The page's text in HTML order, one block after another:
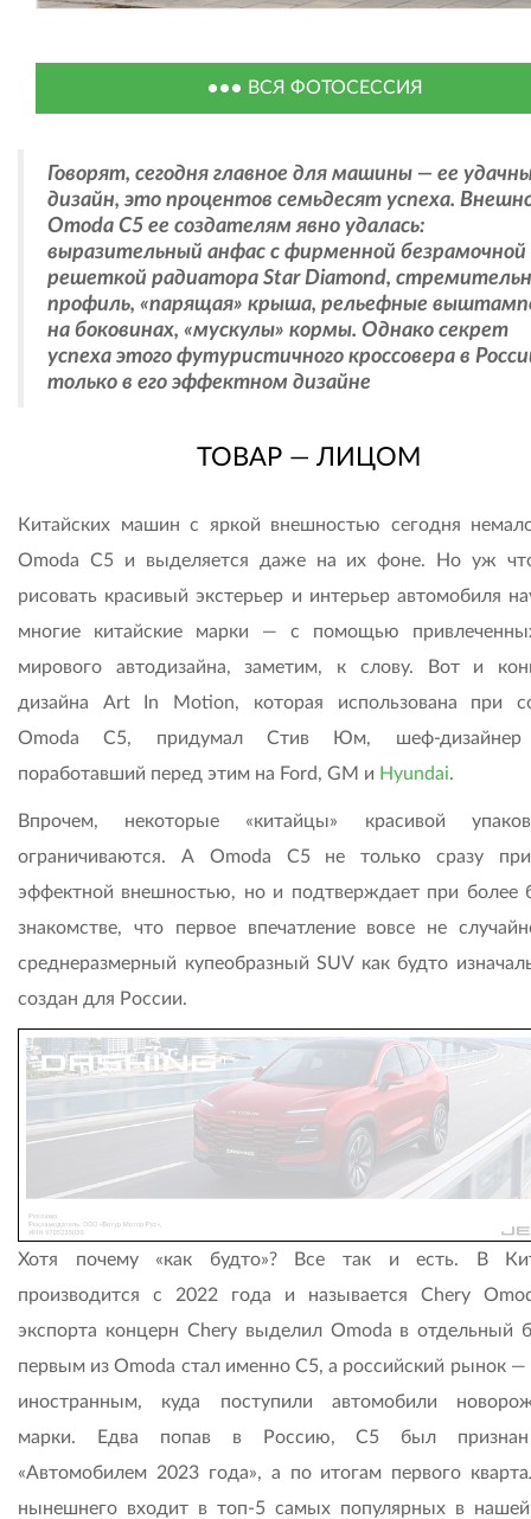
ВСЯ ФОТОСЕССИЯ
Говорят, сегодня главное для машины — ее
дизайн, это процентов семьдесят успеха.
Omoda C5 ее создателям явно удалась:
выразительный анфас с фирменной безрамочной
решеткой радиатора Star Diamond,
профиль, «парящая» крыша, рельефные
на боковинах, «мускулы» кормы. Однако секрет
успеха этого футуристичного кроссовера в
только в его эффектном дизайне
ТОВАР — ЛИЦОМ
Китайских машин с яркой внешностью сегодня
Omoda C5 и выделяется даже на их фоне. Но уж
рисовать красивый экстерьер и интерьер автомобиля
многие китайские марки — с помощью
мирового автодизайна, заметим, к слову. Вот и
дизайна Art In Motion, которая использована при
Omoda C5, придумал Стив Юм, шеф-
поработавший перед этим на Ford, GM и Hyundai.
Впрочем, некоторые «китайцы» красивой
ограничиваются. А Omoda C5 не только сразу
эффектной внешностью, но и подтверждает при более
знакомстве, что первое впечатление вовсе не
среднеразмерный купеобразный SUV как будто
создан для России.
Хотя почему «как будто»? Все так и есть. В
производится с 2022 года и называется Chery
экспорта концерн Chery выделил Omoda в отдельный
первым из Omoda стал именно C5, а российский рынок
иностранным, куда поступили автомобили
марки. Едва попав в Россию, C5 был признан
«Автомобилем 2023 года», а по итогам первого
нынешнего входит в топ-5 самых популярных в нашей